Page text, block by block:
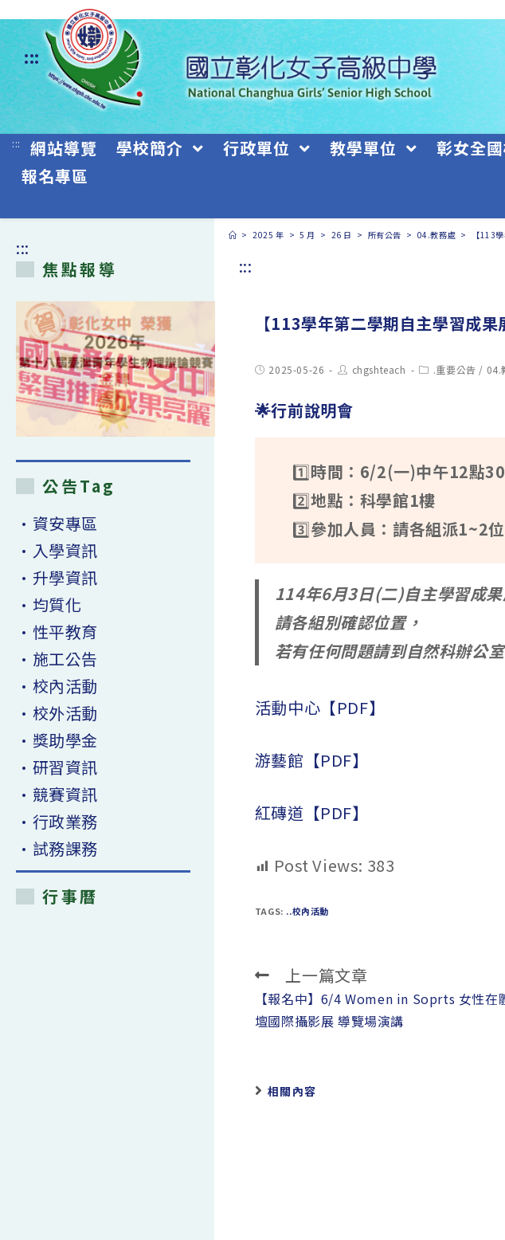
跳
轉
至
主
要
:::
::: 網站導覽 學校簡介 行政單位 教學單位 彰女全
報名專區
> 2025 年 > 5 月 > 26 日 > 所有公告 > 04.教務處 > 【113
:::
【113學年第二學期自主學習成
Post2025-05-26
Post
author:
chgshteach
Post.重要公告 / 04.
🌟行前說明會
1️⃣時間：6/2(一)中午12點
2️⃣地點：科學館1樓
3️⃣參加人員：請各組派1~2
114年6月3日(二)自主學習成
請各組別確認位置，
若有任何問題請到自然科辦公
活動中心【PDF】
游藝館【PDF】
紅磚道【PDF】
Post Views: 383
TAGS: ..校內活動
Read
more
articles
上一篇文章
【報名中】6/4 Women in Soprts 女性在
壇國際攝影展 導覽場演講
相關內容
:::
焦點報導
公告Tag
•資安專區
•入學資訊
•升學資訊
•均質化
•性平教育
•施工公告
•校內活動
•校外活動
•獎助學金
•研習資訊
•競賽資訊
•行政業務
•試務課務
行事曆